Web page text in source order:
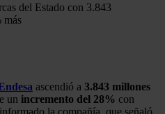
del Estado con 3.843
más
ascendió a 3.843 millones
un incremento del 28% con
la compañía, que señaló